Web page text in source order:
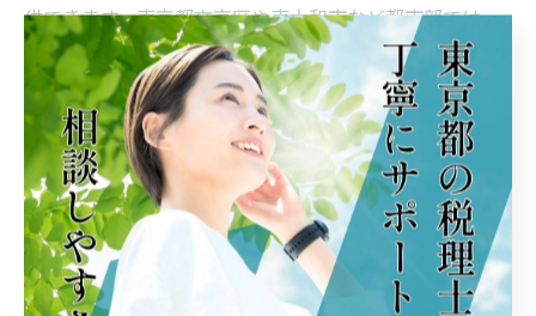
供できます。東京都文京区や東大和市など都市部では、
税理士が経営顧問として継続的に企業をサポートする事
例も多数見られます。これにより、定年後も幅広い分野
で価値を発揮できます。
定年後も安心の税理士キャリアプラン策定術
定年後も安心して働くためには、早めにキャリアプラン
を策定することが重要です。理由は、将来の働き方や生